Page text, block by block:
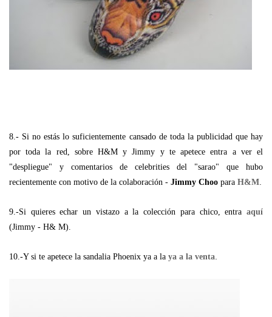
8.- Si no estás lo suficientemente cansado de toda la publicidad que hay
por toda la red, sobre H&M y Jimmy y te apetece entra a ver el
"despliegue" y comentarios de celebrities del "sarao" que hubo
recientemente con motivo de la colaboración - Jimmy Choo para H&M.
9.-Si quieres echar un vistazo a la colección para chico, entra aquí
(Jimmy - H& M).
10.-Y si te apetece la sandalia Phoenix ya a la ya a la venta.